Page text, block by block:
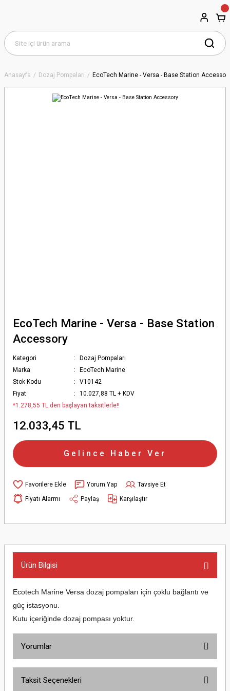
Anasayfa Dozaj Pompaları EcoTech Marine - Versa - Base Station
EcoTech Marine - Versa - Base Station
Accessory
Kategori
Dozaj Pompaları
Marka
EcoTech Marine
Stok Kodu
V10142
Fiyat
10.027,88 TL + KDV
*1.278,55 TL den başlayan taksitlerle!!
12.033,45 TL
Gelince Haber Ver
Yorum Yap
Tavsiye Et
Fiyatı Alarmı
Paylaş Karşılaştır
Ürün Bilgisi
Ecotech Marine Versa dozaj pompaları için çoklu bağlantı ve
güç istasyonu.
Kutu içeriğinde dozaj pompası yoktur.
Yorumlar
Taksit Seçenekleri